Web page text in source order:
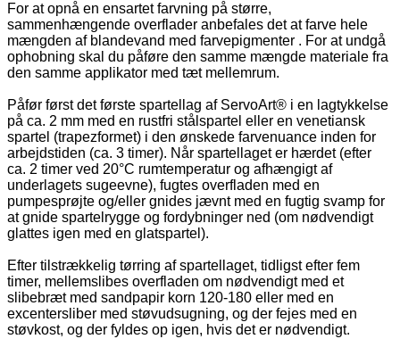
For at opnå en ensartet farvning på større,
sammenhængende overflader anbefales det at farve hele
mængden af blandevand med farvepigmenter . For at undgå
ophobning skal du påføre den samme mængde materiale fra
den samme applikator med tæt mellemrum.
Påfør først det første spartellag af ServoArt® i en lagtykkelse
på ca. 2 mm med en rustfri stålspartel eller en venetiansk
spartel (trapezformet) i den ønskede farvenuance inden for
arbejdstiden (ca. 3 timer). Når spartellaget er hærdet (efter
ca. 2 timer ved 20°C rumtemperatur og afhængigt af
underlagets sugeevne), fugtes overfladen med en
pumpesprøjte og/eller gnides jævnt med en fugtig svamp for
at gnide spartelrygge og fordybninger ned (om nødvendigt
glattes igen med en glatspartel).
Efter tilstrækkelig tørring af spartellaget, tidligst efter fem
timer, mellemslibes overfladen om nødvendigt med et
slibebræt med sandpapir korn 120-180 eller med en
excentersliber med støvudsugning, og der fejes med en
støvkost, og der fyldes op igen, hvis det er nødvendigt.